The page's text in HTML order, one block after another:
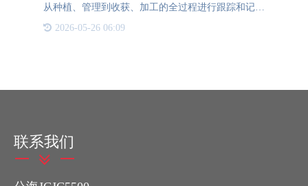
从种植、管理到收获、加工的全过程进行跟踪和记录
的信息管理系统。该系统通过对农作物生长过程中的
各个环节进行详细记录，实现了对农产品质量的全程
2026-05-26 06:09
联系我们